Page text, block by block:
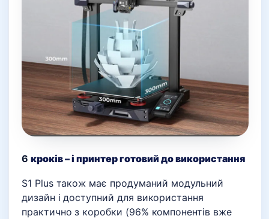
6 кроків – і принтер готовий до використання
S1 Plus також має продуманий модульний
дизайн і доступний для використання
практично з коробки (96% компонентів вже